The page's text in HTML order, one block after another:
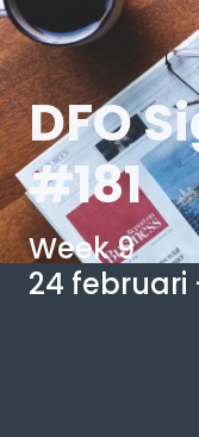
DFO
#181
Week 9
24 februari